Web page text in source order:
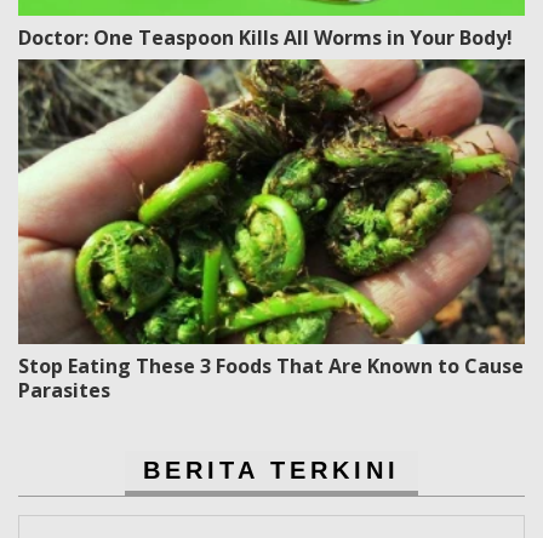
Doctor: One Teaspoon Kills All Worms in Your Body!
Stop Eating These 3 Foods That Are Known to Cause
Parasites
BERITA TERKINI